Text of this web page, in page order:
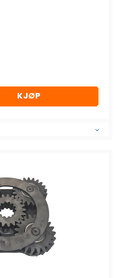
KJØP